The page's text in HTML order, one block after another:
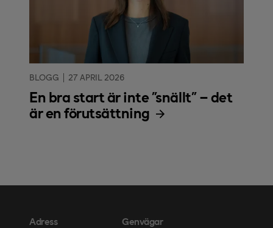
BLOGG 27 APRIL 2026
En bra start är inte ”snällt” – det
är en förutsättning
Adress Genvägar